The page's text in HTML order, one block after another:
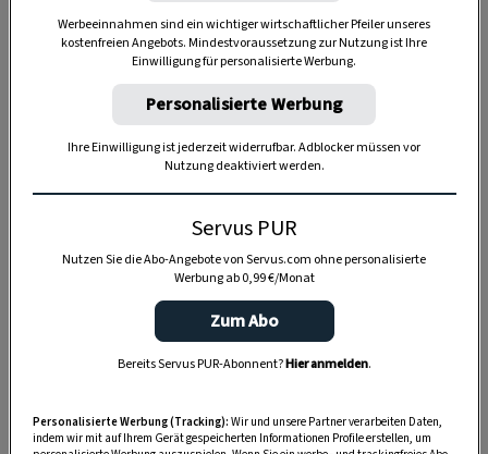
Werbeeinnahmen sind ein wichtiger wirtschaftlicher Pfeiler unseres
kostenfreien Angebots. Mindestvoraussetzung zur Nutzung ist Ihre
Einwilligung für personalisierte Werbung.
Personalisierte Werbung
Ihre Einwilligung ist jederzeit widerrufbar. Adblocker müssen vor
Nutzung deaktiviert werden.
Servus PUR
Nutzen Sie die Abo-Angebote von Servus.com ohne personalisierte
Werbung ab 0,99 €/Monat
Zum Abo
Bereits Servus PUR-Abonnent?Hier anmelden.
Personalisierte Werbung (Tracking): Wir und unsere Partner verarbeiten Daten,
indem wir mit auf Ihrem Gerät gespeicherten Informationen Profile erstellen, um